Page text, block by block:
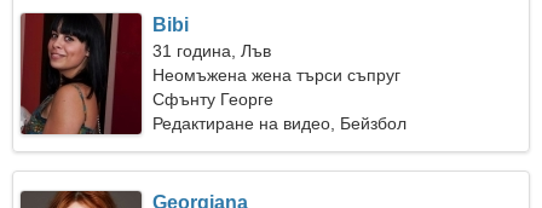
Bibi
31 година, Лъв
Неомъжена жена търси съпруг
Сфънту Георге
Редактиране на видео, Бейзбол
Georgiana